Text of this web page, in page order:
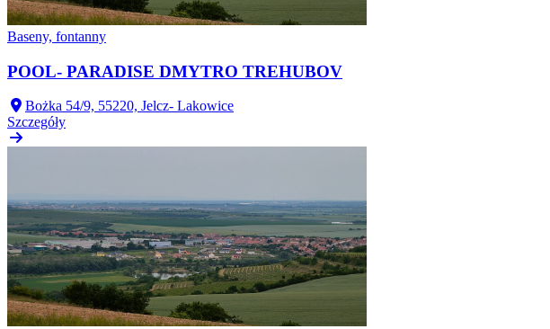
Baseny, fontanny
POOL- PARADISE DMYTRO TREHUBOV
Bożka 54/9, 55220, Jelcz- Lakowice
Szczegóły